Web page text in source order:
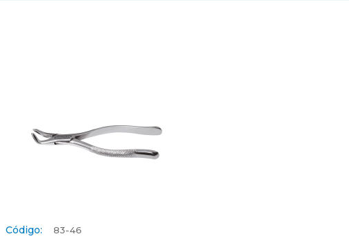
Código: 83-46